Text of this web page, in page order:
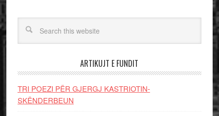
ARTIKUJT E FUNDIT
TRI POEZI PËR GJERGJ KASTRIOTIN-
SKËNDERBEUN